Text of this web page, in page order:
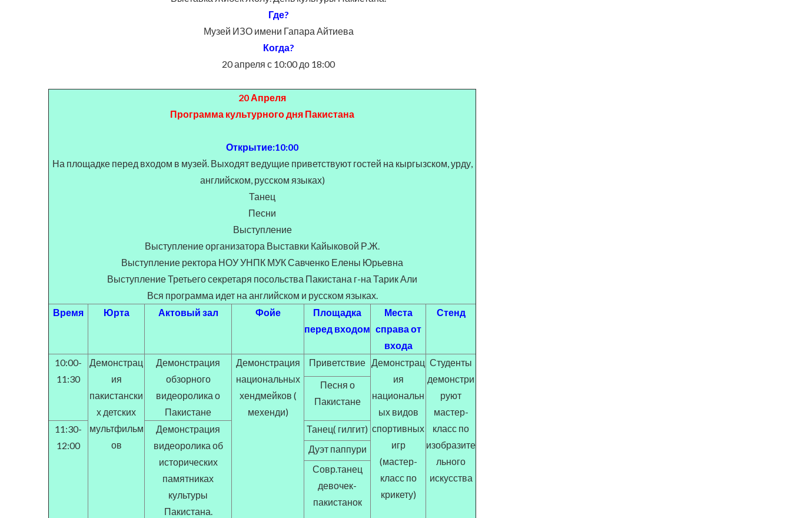
Где?
Музей ИЗО имени Гапара Айтиева
Когда?
20 апреля с 10:00 до 18:00
20 Апреля
Программа культурного дня Пакистана
Открытие:10:00
На площадке перед входом в музей. Выходят ведущие приветствуют гостей на кыргызском, урду,
английском, русском языках)
Танец
Песни
Выступление
Выступление организатора Выставки Кайыковой Р.Ж.
Выступление ректора НОУ УНПК МУК Савченко Елены Юрьевна
Выступление Третьего секретаря посольства Пакистана г-на Тарик Али
Вся программа идет на английском и русском языках.
Время
Юрта Актовый зал Фойе
Площадка
перед входом
Места
справа от
входа
Стенд
10:00-
11:30
Демонстрац
ия
пакистански
х детских
мультфильм
ов
Демонстрация
обзорного
видеоролика о
Пакистане
Демонстрация
национальных
хендмейков (
мехенди)
Приветствие Демонстрац
ия
национальн
ых видов
спортивных
игр
(мастер-
класс по
крикету)
Студенты
демонстри
руют
мастер-
класс по
изобразите
льного
искусства
Песня о
Пакистане
11:30-
12:00
Демонстрация
видеоролика об
исторических
памятниках
культуры
Пакистана.
Танец( гилгит)
Дуэт паппури
Совр.танец
девочек-
пакистанок